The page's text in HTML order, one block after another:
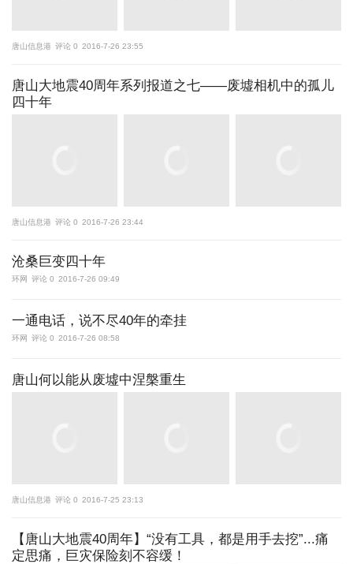
唐山信息港 评论 0 2016-7-26 23:55
唐山大地震40周年系列报道之七——废墟相机中的孤儿
四十年
唐山信息港 评论 0 2016-7-26 23:44
沧桑巨变四十年
环网 评论 0 2016-7-26 09:49
一通电话，说不尽40年的牵挂
环网 评论 0 2016-7-26 08:58
唐山何以能从废墟中涅槃重生
唐山信息港 评论 0 2016-7-25 23:13
【唐山大地震40周年】“没有工具，都是用手去挖”...痛
定思痛，巨灾保险刻不容缓！